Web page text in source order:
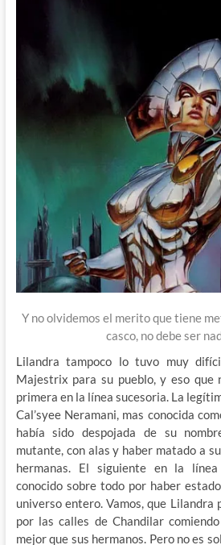
Y no olvidemos el merito que tiene
casco, no debe ser
Lilandra tampoco lo tuvo muy
Majestrix para su pueblo, y eso que
primera en la línea sucesoria. La
Cal’syee Neramani, mas conocida
había sido despojada de su
mutante, con alas y haber matado a
hermanas. El siguiente en la línea
conocido sobre todo por haber
universo entero. Vamos, que Lilandra
por las calles de Chandilar
mejor que sus hermanos. Pero no es